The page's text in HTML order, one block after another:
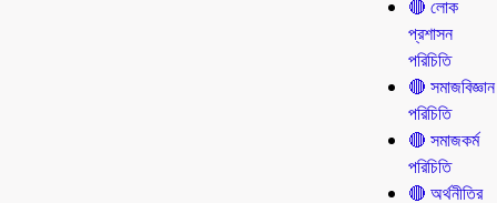
🔴 লোক
প্রশাসন
পরিচিতি
🔴 সমাজবিজ্ঞান
পরিচিতি
🔴 সমাজকর্ম
পরিচিতি
🔴 অর্থনীতির